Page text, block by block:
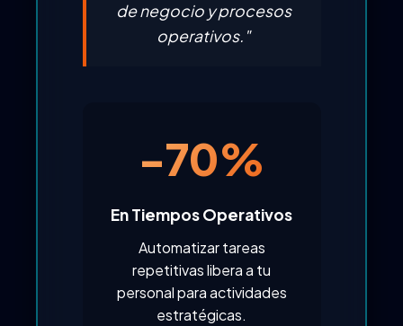
de negocio y procesos
operativos."
-70%
En Tiempos Operativos
Automatizar tareas
repetitivas libera a tu
personal para actividades
estratégicas.